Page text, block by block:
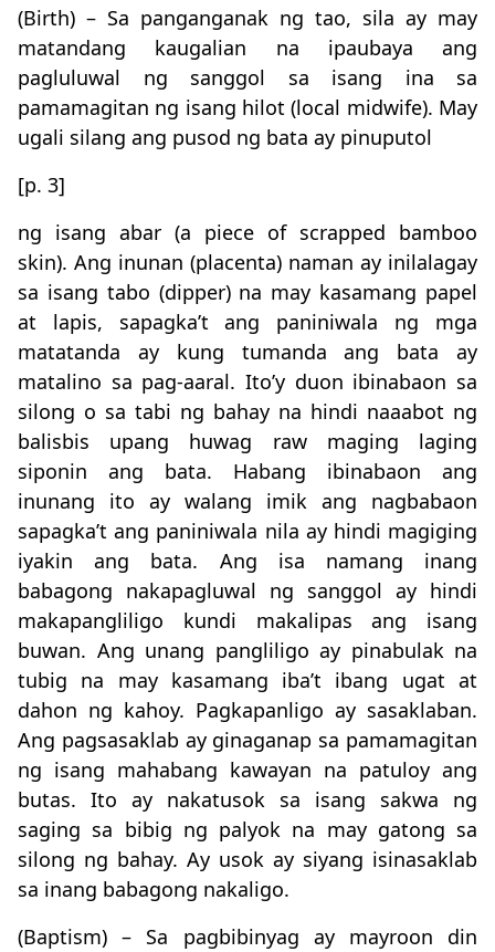
(Birth) – Sa panganganak ng tao, sila ay may
matandang kaugalian na ipaubaya ang
pagluluwal ng sanggol sa isang ina sa
pamamagitan ng isang hilot (local midwife). May
ugali silang ang pusod ng bata ay pinuputol
[p. 3]
ng isang abar (a piece of scrapped bamboo
skin). Ang inunan (placenta) naman ay inilalagay
sa isang tabo (dipper) na may kasamang papel
at lapis, sapagka’t ang paniniwala ng mga
matatanda ay kung tumanda ang bata ay
matalino sa pag-aaral. Ito’y duon ibinabaon sa
silong o sa tabi ng bahay na hindi naaabot ng
balisbis upang huwag raw maging laging
siponin ang bata. Habang ibinabaon ang
inunang ito ay walang imik ang nagbabaon
sapagka’t ang paniniwala nila ay hindi magiging
iyakin ang bata. Ang isa namang inang
babagong nakapagluwal ng sanggol ay hindi
makapangliligo kundi makalipas ang isang
buwan. Ang unang pangliligo ay pinabulak na
tubig na may kasamang iba’t ibang ugat at
dahon ng kahoy. Pagkapanligo ay sasaklaban.
Ang pagsasaklab ay ginaganap sa pamamagitan
ng isang mahabang kawayan na patuloy ang
butas. Ito ay nakatusok sa isang sakwa ng
saging sa bibig ng palyok na may gatong sa
silong ng bahay. Ay usok ay siyang isinasaklab
sa inang babagong nakaligo.
(Baptism) – Sa pagbibinyag ay mayroon din